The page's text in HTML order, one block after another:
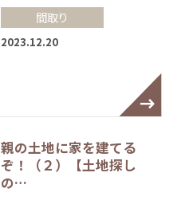
間取り
2023.12.20
親の土地に家を建てる
ぞ！（２）【土地探し
の…